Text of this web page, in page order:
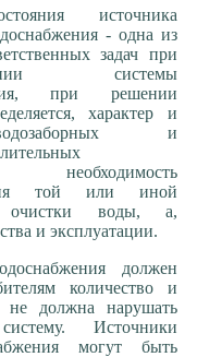
источника
- одна из
задач при
системы
при решении
характер и
и
необходимость
той или иной
очистки воды, а,
и эксплуатации.
должен
количество и
не должна нарушать
Источники
могут быть